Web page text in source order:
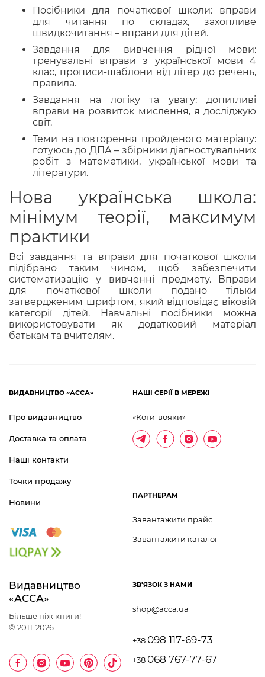
Посібники для початкової школи: вправи
для читання по складах, захопливе
швидкочитання – вправи для дітей.
Завдання для вивчення рідної мови:
тренувальні вправи з української мови 4
клас, прописи-шаблони від літер до речень,
правила.
Завдання на логіку та увагу: допитливі
вправи на розвиток мислення, я досліджую
світ.
Теми на повторення пройденого матеріалу:
готуюсь до ДПА – збірники діагностувальних
робіт з математики, української мови та
літератури.
Нова українська школа:
мінімум теорії, максимум
практики
Всі завдання та вправи для початкової школи
підібрано таким чином, щоб забезпечити
систематизацію у вивченні предмету. Вправи
для початкової школи подано тільки
затвердженим шрифтом, який відповідає віковій
категорії дітей. Навчальні посібники можна
використовувати як додатковий матеріал
батькам та вчителям.
Видавництво
«АССА»
Більше ніж книги!
© 2011-2026
ЗВ'ЯЗОК З НАМИ
shop@acca.ua
+38 098 117-69-73
+38 068 767-77-67
ВИДАВНИЦТВО «АССА»
Про видавництво
Доставка та оплата
Наші контакти
Точки продажу
Новини
НАШІ СЕРІЇ В МЕРЕЖІ
«Коти-вояки»
ПАРТНЕРАМ
Завантажити прайс
Завантажити каталог